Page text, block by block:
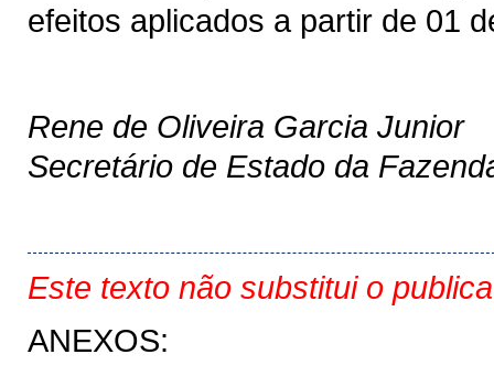
efeitos aplicados a partir de 01
Rene de Oliveira Garcia Junior
Secretário de Estado da
Este texto não substitui o
ANEXOS: